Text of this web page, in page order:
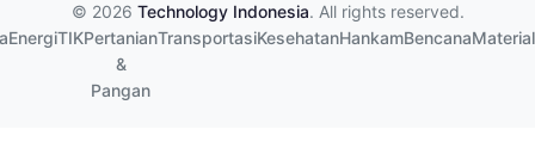
© 2026 Technology Indonesia. All rights reserved.
EnergiTIKPertanian
&
Pangan
TransportasiKesehatanHankamBencanaMaterial